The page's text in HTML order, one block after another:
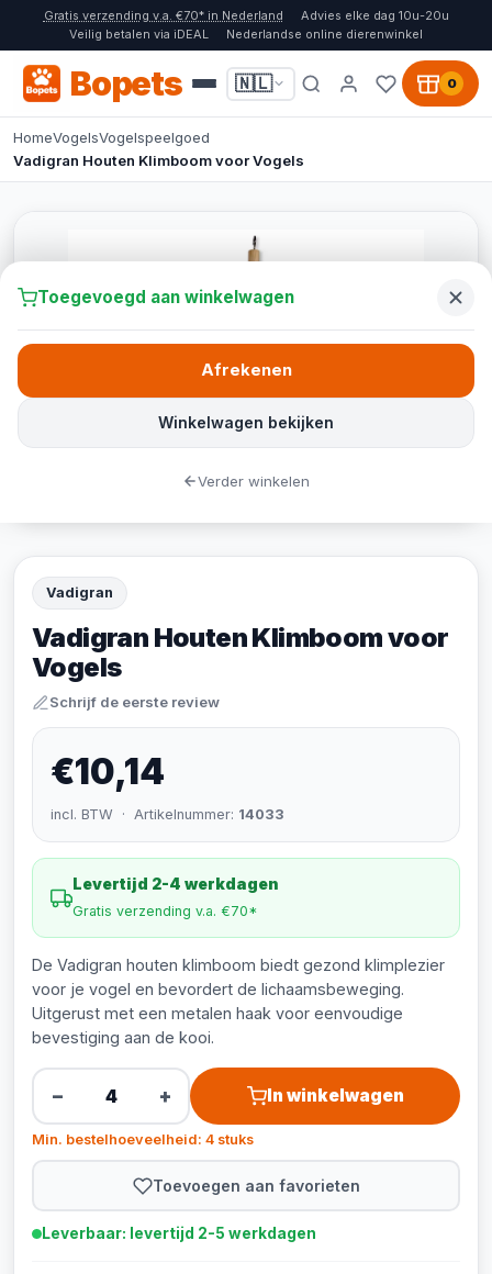
Gratis verzending v.a. €70* in Nederland
Advies elke dag 10u-20u
Veilig betalen via iDEAL
Nederlandse online dierenwinkel
Bopets 🇳🇱 0
HomeVogelsVogelspeelgoed
Vadigran Houten Klimboom voor Vogels
Vadigran
Vadigran Houten Klimboom voor
Vogels
Schrijf de eerste review
€10,14
incl. BTW · Artikelnummer: 14033
Levertijd 2-4 werkdagen
Gratis verzending v.a. €70*
De Vadigran houten klimboom biedt gezond klimplezier
voor je vogel en bevordert de lichaamsbeweging.
Uitgerust met een metalen haak voor eenvoudige
bevestiging aan de kooi.
− + In winkelwagen
Min. bestelhoeveelheid: 4 stuks
Toevoegen aan favorieten
Leverbaar: levertijd 2-5 werkdagen
Toegevoegd aan winkelwagen
Winkelwagen bekijken
Afrekenen
Verder winkelen